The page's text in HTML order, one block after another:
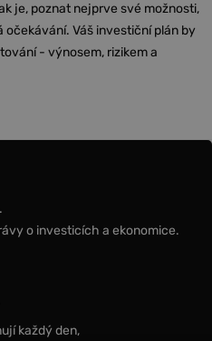
je, poznat nejprve své možnosti,
Váš investiční plán by
- výnosem, rizikem a
o investicích a ekonomice.
každý den,